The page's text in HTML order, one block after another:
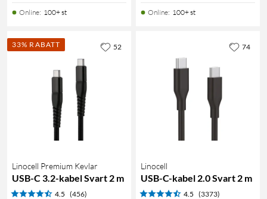
Online: 100+ st Online: 100+ st
33% RABATT
Linocell Premium Kevlar
USB-C 3.2-kabel Svart 2 m
4.5 (456)
52
Linocell
USB-C-kabel 2.0 Svart 2 m
4.5 (3373)
74